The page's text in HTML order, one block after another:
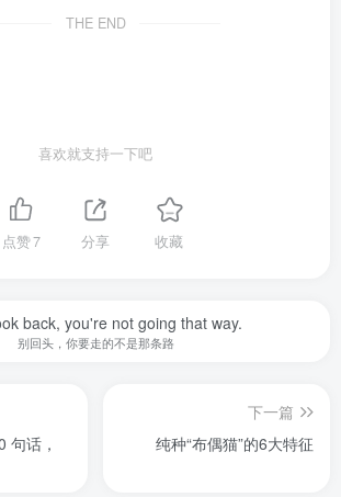
THE END
喜欢就支持一下吧
点赞7 分享 收藏
back, you're not going that way.
别回头，你要走的不是那条路
句话，
下一篇
纯种“布偶猫”的6大特征